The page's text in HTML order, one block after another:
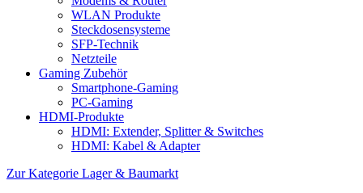
WLAN Produkte
Steckdosensysteme
SFP-Technik
Netzteile
Gaming Zubehör
Smartphone-Gaming
PC-Gaming
HDMI-Produkte
HDMI: Extender, Splitter & Switches
HDMI: Kabel & Adapter
Zur Kategorie Lager & Baumarkt